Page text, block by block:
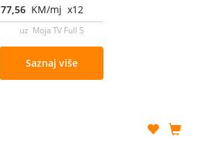
77,56 KM/mj x12
uz Moja TV Full S
Saznaj više